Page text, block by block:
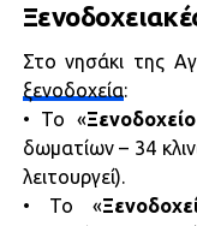
Στο νησάκι της
ξενοδοχεία:
• Το «
δωματίων – 34
λειτουργεί).
• Το «